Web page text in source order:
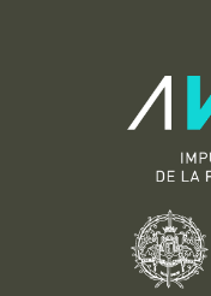
11:00 (21:00)
22/08/2026
23/08/2026